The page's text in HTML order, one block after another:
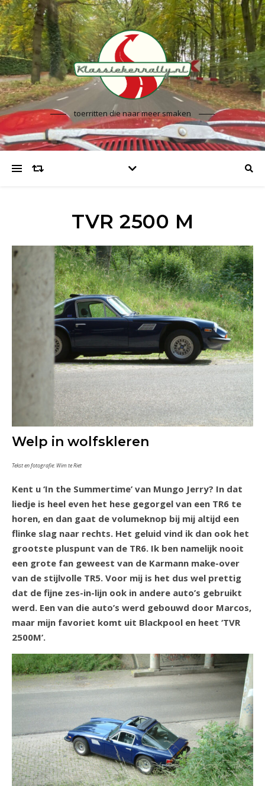
toerritten die naar meer smaken
TVR 2500 M
Welp in wolfskleren
Tekst en fotografie: Wim te Riet
Kent u ‘In the Summertime’ van Mungo Jerry? In dat
liedje is heel even het hese gegorgel van een TR6 te
horen, en dan gaat de volumeknop bij mij altijd een
flinke slag naar rechts. Het geluid vind ik dan ook het
grootste pluspunt van de TR6. Ik ben namelijk nooit
een grote fan geweest van de Karmann make-over
van de stijlvolle TR5. Voor mij is het dus wel prettig
dat de fijne zes-in-lijn ook in andere auto’s gebruikt
werd. Een van die auto’s werd gebouwd door Marcos,
maar mijn favoriet komt uit Blackpool en heet ‘TVR
2500M’.